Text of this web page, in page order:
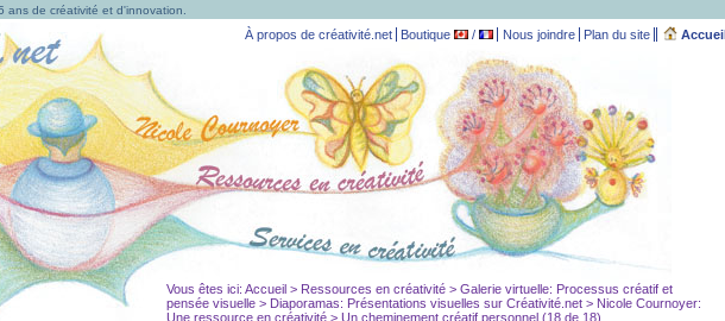
ans de créativité et d'innovation.
À propos de créativité.net Boutique / Nous joindre Plan du site Accueil
Vous êtes ici: Accueil > Ressources en créativité > Galerie virtuelle: Processus créatif et
pensée visuelle > Diaporamas: Présentations visuelles sur Créativité.net > Nicole Cournoyer:
Une ressource en créativité > Un cheminement créatif personnel (18 de 18)